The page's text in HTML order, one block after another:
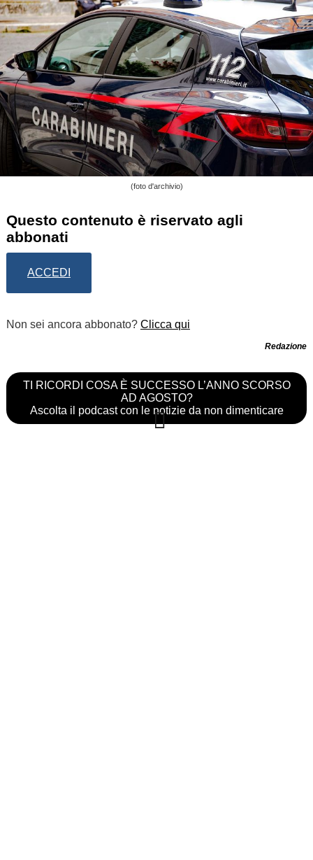
(foto d'archivio)
Questo contenuto è riservato agli
abbonati
ACCEDI
Non sei ancora abbonato? Clicca qui
Redazione
TI RICORDI COSA È SUCCESSO L’ANNO SCORSO
AD AGOSTO?
Ascolta il podcast con le notizie da non dimenticare